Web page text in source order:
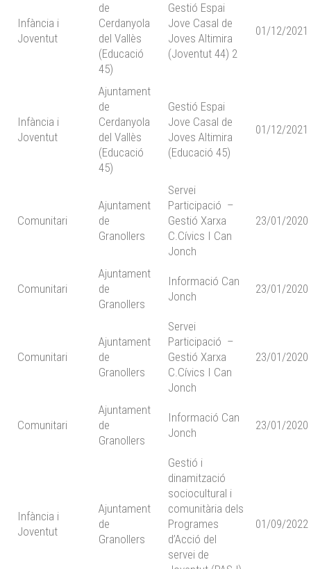
Infància i
Joventut
de
Cerdanyola
del Vallès
(Educació
45)
Gestió Espai
Jove Casal de
Joves Altimira
(Joventut 44) 2
01/12/2021
Infància i
Joventut
Ajuntament
de
Cerdanyola
del Vallès
(Educació
45)
Gestió Espai
Jove Casal de
Joves Altimira
(Educació 45)
01/12/2021
Comunitari
Ajuntament
de
Granollers
Servei
Participació –
Gestió Xarxa
C.Cívics I Can
Jonch
23/01/2020
Comunitari
Ajuntament
de
Granollers
Informació Can
Jonch
23/01/2020
Comunitari
Ajuntament
de
Granollers
Servei
Participació –
Gestió Xarxa
C.Cívics I Can
Jonch
23/01/2020
Comunitari
Ajuntament
de
Granollers
Informació Can
Jonch
23/01/2020
Infància i
Joventut
Ajuntament
de
Granollers
Gestió i
dinamització
sociocultural i
comunitària dels
Programes
d’Acció del
servei de
01/09/2022